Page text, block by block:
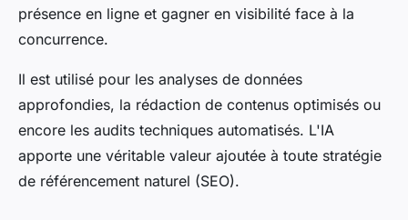
présence en ligne et gagner en visibilité face à la
concurrence.
Il est utilisé pour les analyses de données
approfondies, la rédaction de contenus optimisés ou
encore les audits techniques automatisés. L'IA
apporte une véritable valeur ajoutée à toute stratégie
de référencement naturel (SEO).